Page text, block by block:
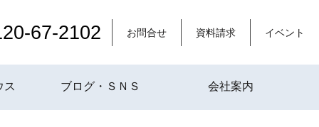
67-2102 お問合せ 資料請求 イベント
ス ブログ・ＳＮＳ 会社案内